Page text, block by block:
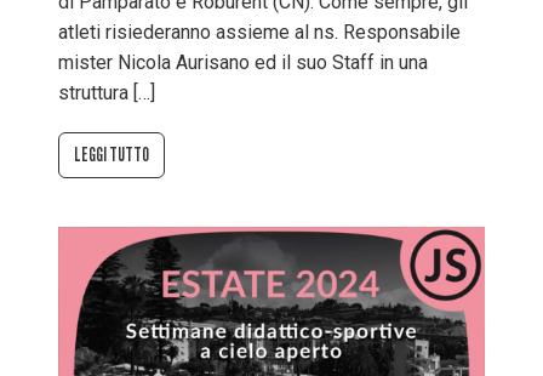
atleti risiederanno assieme al ns. Responsabile
mister Nicola Aurisano ed il suo Staff in una
struttura […]
LEGGI TUTTO